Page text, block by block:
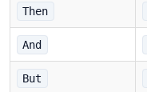
Then
And
But